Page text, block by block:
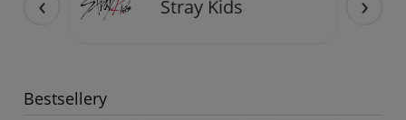
Stray Kids
Bestsellery